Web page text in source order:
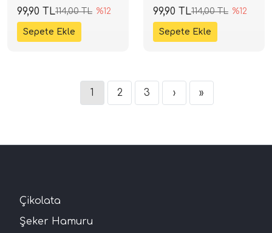
Lacivert
114,00 TL %12
99,90 TL
Limon Sarı
114,00 TL %12
99,90 TL
1 2 3 › »
Çikolata
Şeker Hamuru